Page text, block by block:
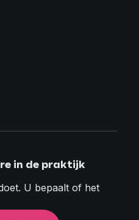
in de praktijk
U bepaalt of het